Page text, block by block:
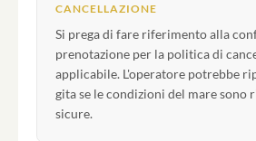
CANCELLAZIONE
Si prega di fare riferimento alla
prenotazione per la politica di
applicabile. L'operatore potrebbe
gita se le condizioni del mare sono
sicure.